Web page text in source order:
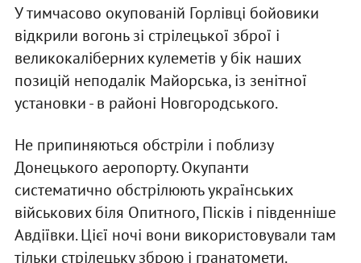
У тимчасово окупованій Горлівці бойовики
відкрили вогонь зі стрілецької зброї і
великокаліберних кулеметів у бік наших
позицій неподалік Майорська, із зенітної
установки - в районі Новгородського.
Не припиняються обстріли і поблизу
Донецького аеропорту. Окупанти
систематично обстрілюють українських
військових біля Опитного, Пісків і південніше
Авдіївки. Цієї ночі вони використовували там
тільки стрілецьку зброю і гранатомети.